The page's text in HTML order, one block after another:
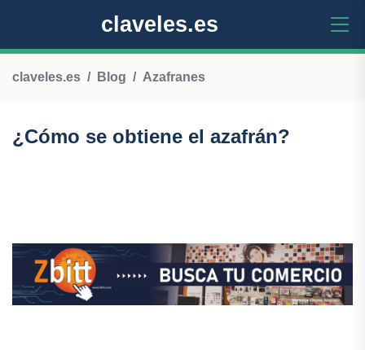
claveles.es
claveles.es Blog Azafranes
¿Cómo se obtiene el azafrán?